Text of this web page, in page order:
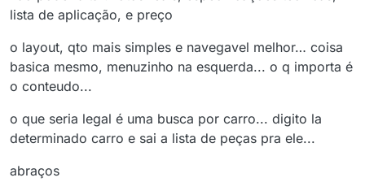
lista de aplicação, e preço
o layout, qto mais simples e navegavel melhor… coisa
basica mesmo, menuzinho na esquerda... o q importa é
o conteudo...
o que seria legal é uma busca por carro... digito la
determinado carro e sai a lista de peças pra ele...
abraços